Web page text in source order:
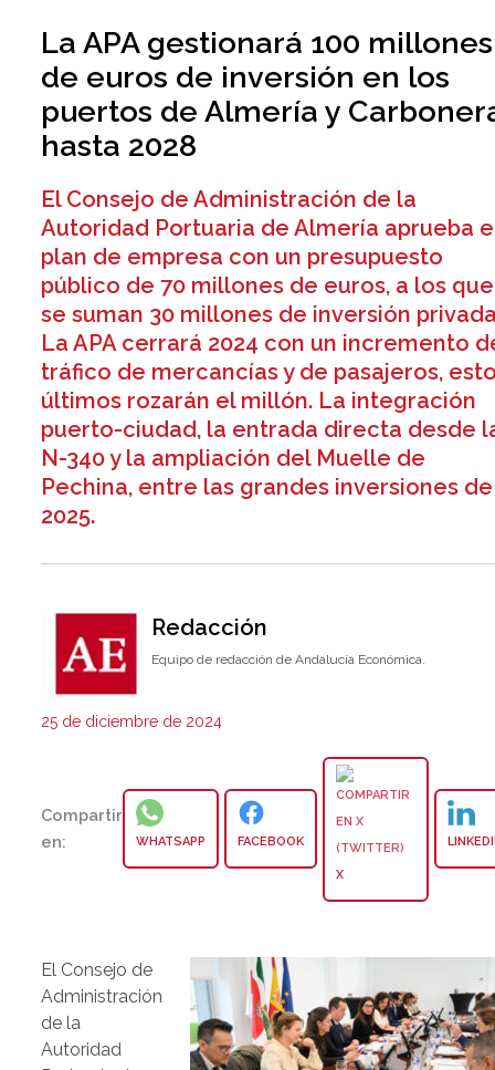
La APA gestionará 100 millones
de euros de inversión en los
puertos de Almería y
hasta 2028
El Consejo de Administración de la
Autoridad Portuaria de Almería aprueba
plan de empresa con un presupuesto
público de 70 millones de euros, a los que
se suman 30 millones de inversión
La APA cerrará 2024 con un incremento
tráfico de mercancías y de pasajeros,
últimos rozarán el millón. La integración
puerto-ciudad, la entrada directa desde
N-340 y la ampliación del Muelle de
Pechina, entre las grandes inversiones de
2025.
Redacción
Equipo de redacción de Andalucía Económica.
25 de diciembre de 2024
Compartir
en:
WHATSAPP FACEBOOK
X
El Consejo de
Administración
de la
Autoridad